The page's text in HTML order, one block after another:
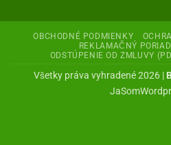
OBCHODNÉ PODMIENKY
REKLAMAČNÝ
ODSTÚPENIE OD ZMLUVY
Všetky práva vyhradené 2026 |